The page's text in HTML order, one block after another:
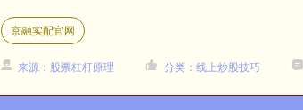
京融实配官网
来源：股票杠杆原理 分类：线上炒股技巧